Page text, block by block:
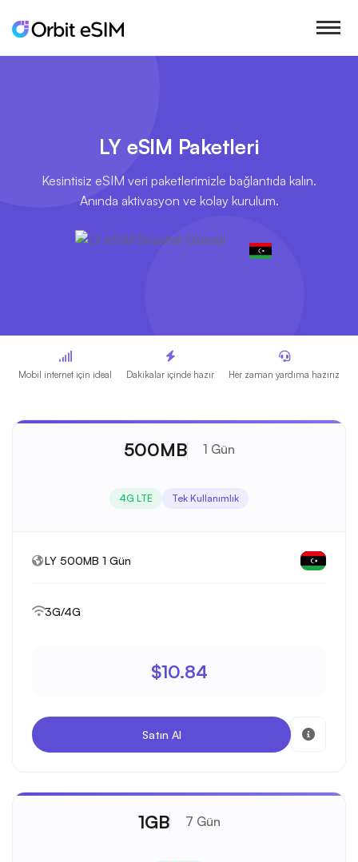
LY eSIM Paketleri
Kesintisiz eSIM veri paketlerimizle bağlantıda kalın.
Anında aktivasyon ve kolay kurulum.
Mobil internet için ideal Dakikalar içinde hazır Her zaman yardıma hazırız
500MB 1 Gün
4G LTE Tek Kullanımlık
LY 500MB 1 Gün
3G/4G
$10.84
Satın Al
1GB 7 Gün